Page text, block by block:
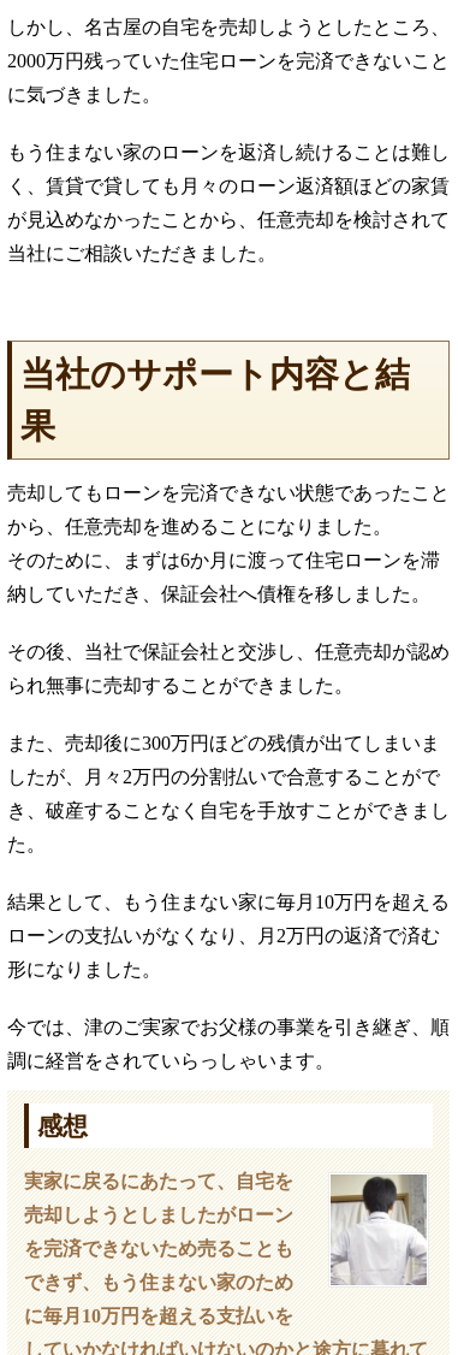
しかし、名古屋の自宅を売却しようとしたところ、
2000万円残っていた住宅ローンを完済できないこと
に気づきました。
もう住まない家のローンを返済し続けることは難し
く、賃貸で貸しても月々のローン返済額ほどの家賃
が見込めなかったことから、任意売却を検討されて
当社にご相談いただきました。
当社のサポート内容と結
果
売却してもローンを完済できない状態であったこと
から、任意売却を進めることになりました。
そのために、まずは6か月に渡って住宅ローンを滞
納していただき、保証会社へ債権を移しました。
その後、当社で保証会社と交渉し、任意売却が認め
られ無事に売却することができました。
また、売却後に300万円ほどの残債が出てしまいま
したが、月々2万円の分割払いで合意することがで
き、破産することなく自宅を手放すことができまし
た。
結果として、もう住まない家に毎月10万円を超える
ローンの支払いがなくなり、月2万円の返済で済む
形になりました。
今では、津のご実家でお父様の事業を引き継ぎ、順
調に経営をされていらっしゃいます。
感想
実家に戻るにあたって、自宅を
売却しようとしましたがローン
を完済できないため売ることも
できず、もう住まない家のため
に毎月10万円を超える支払いを
していかなければいけないのかと途方に暮れて